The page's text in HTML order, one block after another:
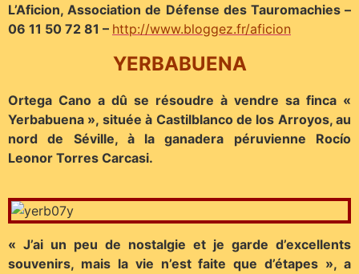
L’Aficion, Association de Défense des Tauromachies –
06 11 50 72 81 – http://www.bloggez.fr/aficion
YERBABUENA
Ortega Cano a dû se résoudre à vendre sa finca «
Yerbabuena », située à Castilblanco de los Arroyos, au
nord de Séville, à la ganadera péruvienne Rocío
Leonor Torres Carcasi.
« J’ai un peu de nostalgie et je garde d’excellents
souvenirs, mais la vie n’est faite que d’étapes », a